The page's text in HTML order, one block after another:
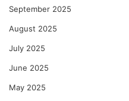
September 2025
August 2025
July 2025
June 2025
May 2025